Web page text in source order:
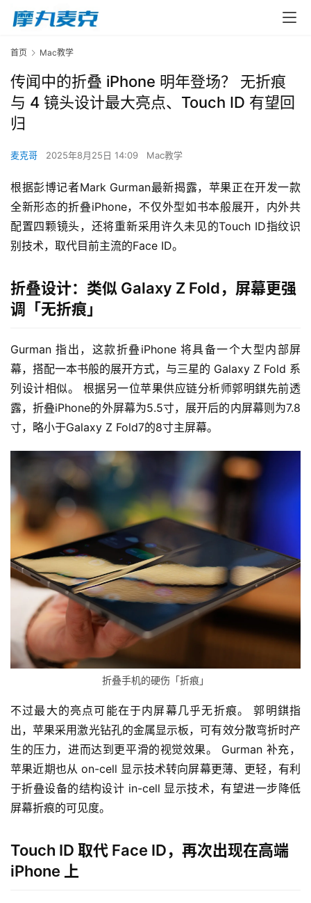
首页 Mac教学
传闻中的折叠 iPhone 明年登场？ 无折痕
与 4 镜头设计最大亮点、Touch ID 有望回
归
麦克哥 2025年8月25日 14:09 Mac教学
根据彭博记者Mark Gurman最新揭露，苹果正在开发一款
全新形态的折叠iPhone，不仅外型如书本般展开，内外共
配置四颗镜头，还将重新采用许久未见的Touch ID指纹识
别技术，取代目前主流的Face ID。
折叠设计：类似 Galaxy Z Fold，屏幕更强
调「无折痕」
Gurman 指出，这款折叠iPhone 将具备一个大型内部屏
幕，搭配一本书般的展开方式，与三星的 Galaxy Z Fold 系
列设计相似。 根据另一位苹果供应链分析师郭明錤先前透
露，折叠iPhone的外屏幕为5.5寸，展开后的内屏幕则为7.8
寸，略小于Galaxy Z Fold7的8寸主屏幕。
折叠手机的硬伤「折痕」
不过最大的亮点可能在于内屏幕几乎无折痕。 郭明錤指
出，苹果采用激光钻孔的金属显示板，可有效分散弯折时产
生的压力，进而达到更平滑的视觉效果。 Gurman 补充，
苹果近期也从 on-cell 显示技术转向屏幕更薄、更轻，有利
于折叠设备的结构设计 in-cell 显示技术，有望进一步降低
屏幕折痕的可见度。
Touch ID 取代 Face ID，再次出现在高端
iPhone 上